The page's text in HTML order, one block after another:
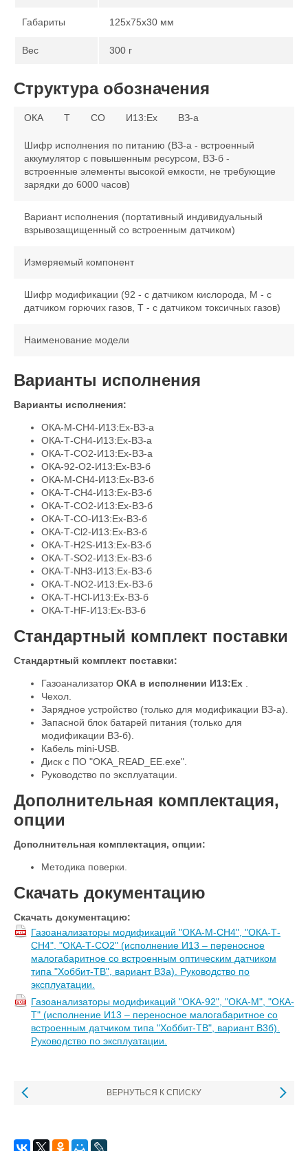
Габариты 125х75х30 мм
Вес 300 г
Структура обозначения
ОКА T CO И13:Ex ВЗ-а
Шифр исполнения по питанию (ВЗ-а - встроенный
аккумулятор с повышенным ресурсом, ВЗ-б -
встроенные элементы высокой емкости, не требующие
зарядки до 6000 часов)
Вариант исполнения (портативный индивидуальный
взрывозащищенный со встроенным датчиком)
Измеряемый компонент
Шифр модификации (92 - с датчиком кислорода, М - с
датчиком горючих газов, Т - с датчиком токсичных газов)
Наименование модели
Варианты исполнения
Варианты исполнения:
ОКА-М-CH4-И13:Ex-ВЗ-а
ОКА-Т-CH4-И13:Ex-ВЗ-а
ОКА-Т-CO2-И13:Ex-ВЗ-а
ОКА-92-O2-И13:Ex-ВЗ-б
ОКА-М-CH4-И13:Ex-ВЗ-б
ОКА-Т-CH4-И13:Ex-ВЗ-б
ОКА-Т-CO2-И13:Ex-ВЗ-б
ОКА-Т-CO-И13:Ex-ВЗ-б
ОКА-Т-Cl2-И13:Ex-ВЗ-б
ОКА-Т-H2S-И13:Ex-ВЗ-б
ОКА-Т-SO2-И13:Ex-ВЗ-б
ОКА-Т-NH3-И13:Ex-ВЗ-б
ОКА-Т-NO2-И13:Ex-ВЗ-б
ОКА-Т-HCl-И13:Ex-ВЗ-б
ОКА-Т-HF-И13:Ex-ВЗ-б
Стандартный комплект поставки
Стандартный комплект поставки:
Газоанализатор ОКА в исполнении И13:Ex
Чехол.
Зарядное устройство (только для модификации ВЗ-а).
Запасной блок батарей питания (только для
модификации ВЗ-б).
Кабель mini-USB.
Диск с ПО "OKA_READ_EE.exe".
Руководство по эксплуатации.
Дополнительная комплектация,
опции
Дополнительная комплектация, опции:
Методика поверки.
Скачать документацию
Скачать документацию:
Газоанализаторы модификаций "ОКА-М-CH4", "ОКА-Т-
CH4", "ОКА-Т-CO2" (исполнение И13 – переносное
малогабаритное со встроенным оптическим датчиком
типа "Хоббит-ТВ", вариант В3а). Руководство по
эксплуатации.
Газоанализаторы модификаций "ОКА-92", "ОКА-М", "ОКА-
Т" (исполнение И13 – переносное малогабаритное со
встроенным датчиком типа "Хоббит-ТВ", вариант В3б).
Руководство по эксплуатации.
ВЕРНУТЬСЯ К СПИСКУ